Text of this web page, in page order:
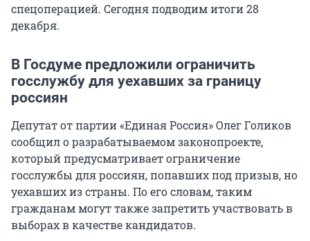
спецоперацией. Сегодня подводим итоги 28
декабря.
В Госдуме предложили ограничить
госслужбу для уехавших за границу
россиян
Депутат от партии «Единая Россия» Олег Голиков
сообщил о разрабатываемом законопроекте,
который предусматривает ограничение
госслужбы для россиян, попавших под призыв, но
уехавших из страны. По его словам, таким
гражданам могут также запретить участвовать в
выборах в качестве кандидатов.